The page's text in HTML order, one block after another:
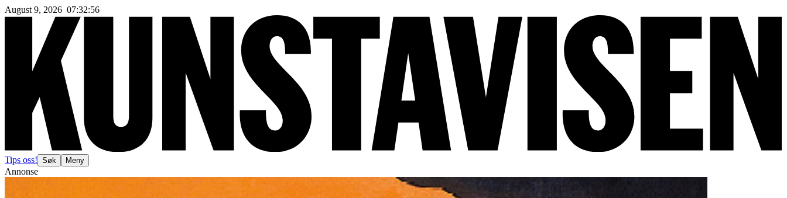
August 9, 2026 07:32:59
Tips oss! Søk Meny
Annonse